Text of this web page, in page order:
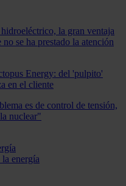
la gran ventaja
se ha prestado la atención
Energy: del 'pulpito'
en el cliente
es de control de tensión,
nuclear"